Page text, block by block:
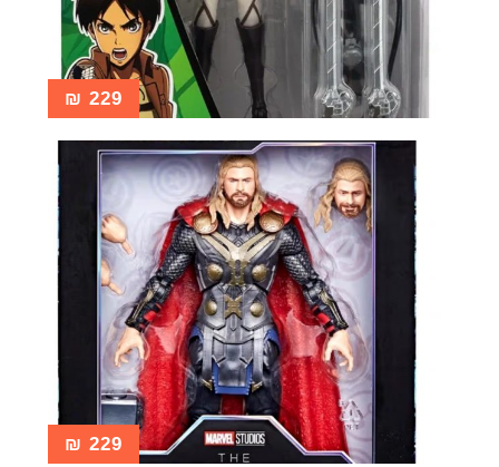
229
₪
229
₪